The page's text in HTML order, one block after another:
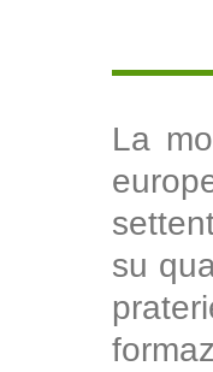
La
su